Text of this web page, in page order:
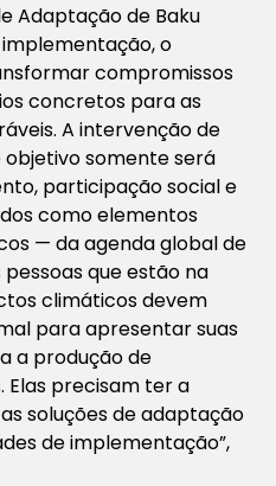
Adaptação de Baku
o
compromissos
concretos para as
A intervenção de
objetivo somente será
participação social e
como elementos
— da agenda global de
que estão na
climáticos devem
para apresentar suas
a produção de
precisam ter a
soluções de adaptação
de implementação”,